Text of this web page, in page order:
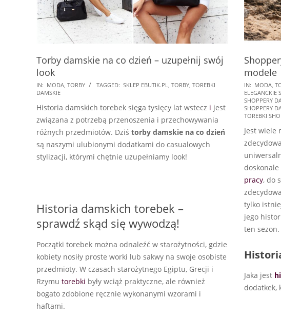
Torby damskie na co dzień – uzupełnij swój
look
2023-
07-
13
IN: MODA TORBY TAGGED: SKLEP EBUTIK.PL TORBY TOREBKI
DAMSKIE
Historia damskich torebek sięga tysięcy lat wstecz i jest
związana z potrzebą przenoszenia i przechowywania
różnych przedmiotów. Dziś torby damskie na co dzień
są naszymi ulubionymi dodatkami do casualowych
stylizacji, którymi chętnie uzupełniamy look!
Historia damskich torebek –
sprawdź skąd się wywodzą!
Początki torebek można odnaleźć w starożytności, gdzie
kobiety nosiły proste worki lub sakwy na swoje osobiste
przedmioty. W czasach starożytnego Egiptu, Grecji i
Rzymu torebki były wciąż praktyczne, ale również
bogato zdobione ręcznie wykonanymi wzorami i
haftami.
modele
2022-
06-
30
IN: MODA
ELEGANCKIE
SHOPPERY
SHOPPERY
TOREBKI
Jest wiele
pracy, do
tylko
jego
ten
Jaka jest
dodatkek,